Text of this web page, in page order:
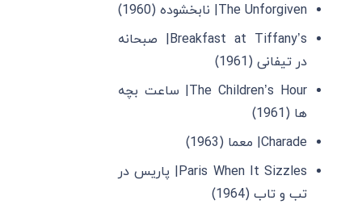
The Unforgiven| نابخشوده (1960)
Breakfast at Tiffany’s| صبحانه
در تیفانی (1961)
The Children’s Hour| ساعت بچه
‌ها (1961)
Charade| معما (1963)
Paris When It Sizzles| پاریس در
تب و تاب (1964)